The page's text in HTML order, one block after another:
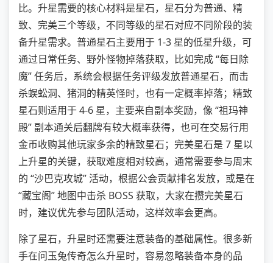
比。升星需要的核心材料是星石，星石分为普通、精
致、完美三个等级，不同等级的星石对应不同阶段的装
备升星需求。普通星石主要用于 1-3 星的低星升级，可
通过日常任务、野外怪物掉落获取，比如完成 “每日除
魔” 任务后，系统会根据任务评级发放普通星石，而击
杀蜈蚣洞、猪洞的精英怪时，也有一定概率掉落；精致
星石则适用于 4-6 星，主要来自副本奖励，像 “祖玛神
殿” 副本通关后翻牌有较大概率获得，也可在交易行用
金币收购其他玩家多余的精致星石；完美星石是 7 星以
上升星的关键，获取难度相对较高，通常需要参与周末
的 “沙巴克攻城” 活动，根据公会贡献排名发放，或是在
“藏宝阁” 地图中击杀 BOSS 获取，大家在攒完美星石
时，建议优先参与团队活动，这样效率会更高。
除了星石，升星时还需要注意装备的基础属性。很多新
手在问玉兔传奇怎么升星时，容易忽略装备本身的品